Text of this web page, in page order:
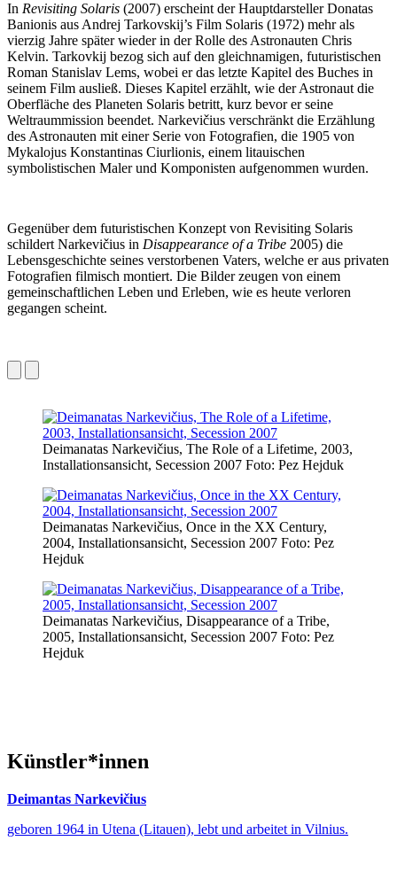
In Revisiting Solaris (2007) erscheint der Hauptdarsteller Donatas
Banionis aus Andrej Tarkovskij’s Film Solaris (1972) mehr als
vierzig Jahre später wieder in der Rolle des Astronauten Chris
Kelvin. Tarkovkij bezog sich auf den gleichnamigen, futuristischen
Roman Stanislav Lems, wobei er das letzte Kapitel des Buches in
seinem Film ausließ. Dieses Kapitel erzählt, wie der Astronaut die
Oberfläche des Planeten Solaris betritt, kurz bevor er seine
Weltraummission beendet. Narkevičius verschränkt die Erzählung
des Astronauten mit einer Serie von Fotografien, die 1905 von
Mykalojus Konstantinas Ciurlionis, einem litauischen
symbolistischen Maler und Komponisten aufgenommen wurden.
Gegenüber dem futuristischen Konzept von Revisiting Solaris
schildert Narkevičius in Disappearance of a Tribe 2005) die
Lebensgeschichte seines verstorbenen Vaters, welche er aus privaten
Fotografien filmisch montiert. Die Bilder zeugen von einem
gemeinschaftlichen Leben und Erleben, wie es heute verloren
gegangen scheint.
Deimanatas Narkevičius, The Role of a Lifetime, 2003,
Installationsansicht, Secession 2007 Foto: Pez Hejduk
Deimanatas Narkevičius, Once in the XX Century,
2004, Installationsansicht, Secession 2007 Foto: Pez
Hejduk
Deimanatas Narkevičius, Disappearance of a Tribe,
2005, Installationsansicht, Secession 2007 Foto: Pez
Hejduk
Künstler*innen
Deimantas Narkevičius
geboren 1964 in Utena (Litauen), lebt und arbeitet in Vilnius.